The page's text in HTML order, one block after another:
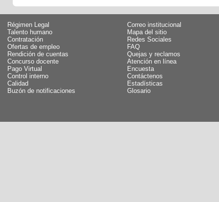
Régimen Legal
Talento humano
Contratación
Ofertas de empleo
Rendición de cuentas
Concurso docente
Pago Virtual
Control interno
Calidad
Buzón de notificaciones
Correo institucional
Mapa del sitio
Redes Sociales
FAQ
Quejas y reclamos
Atención en línea
Encuesta
Contáctenos
Estadísticas
Glosario